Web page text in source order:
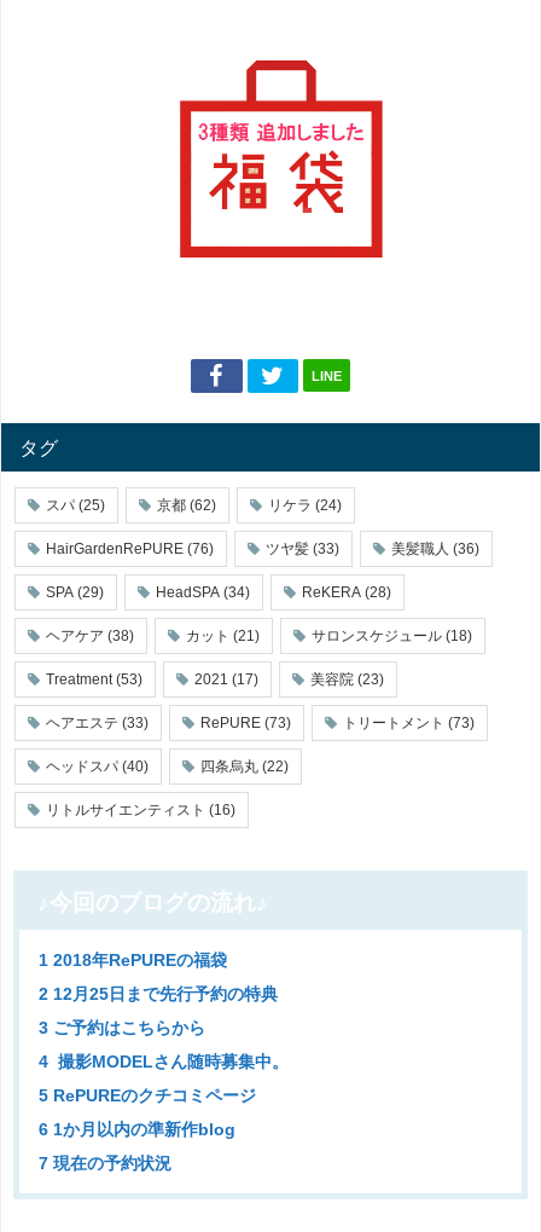
LINE
タグ
スパ (25) 京都 (62) リケラ (24)
HairGardenRePURE (76) ツヤ髪 (33) 美髪職人 (36)
SPA (29) HeadSPA (34) ReKERA (28)
ヘアケア (38) カット (21) サロンスケジュール (18)
Treatment (53) 2021 (17) 美容院 (23)
ヘアエステ (33) RePURE (73) トリートメント (73)
ヘッドスパ (40) 四条烏丸 (22)
リトルサイエンティスト (16)
♪今回のブログの流れ♪
1 2018年RePUREの福袋
2 12月25日まで先行予約の特典
3 ご予約はこちらから
4 撮影MODELさん随時募集中。
5 RePUREのクチコミページ
6 1か月以内の準新作blog
7 現在の予約状況